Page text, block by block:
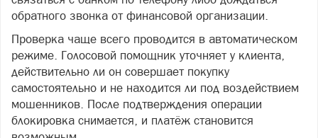
обратного звонка от финансовой организации.
Проверка чаще всего проводится в автоматическом
режиме. Голосовой помощник уточняет у клиента,
действительно ли он совершает покупку
самостоятельно и не находится ли под воздействием
мошенников. После подтверждения операции
блокировка снимается, и платёж становится